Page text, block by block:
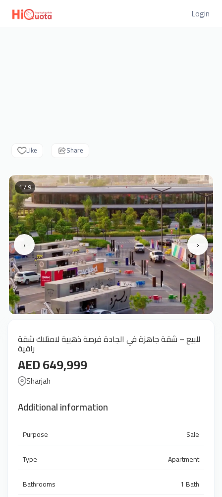
Login
Like Share
‹ ›
1 / 9
للبيع – شقة جاهزة في الجادة فرصة ذهبية لامتلاك شقة
راقية
AED 649,999
Sharjah
Additional information
Purpose
Sale
Type
Apartment
Bathrooms
1 Bath